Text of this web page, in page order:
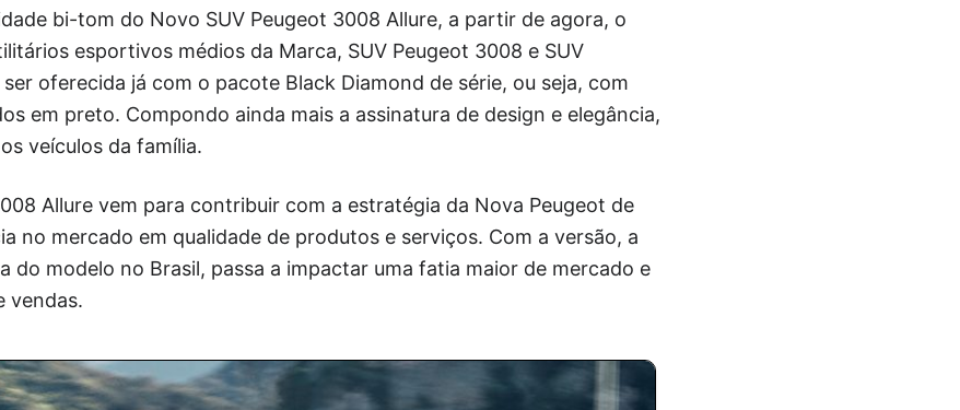
bi-tom do Novo SUV Peugeot 3008 Allure, a partir de agora, o
esportivos médios da Marca, SUV Peugeot 3008 e SUV
oferecida já com o pacote Black Diamond de série, ou seja, com
em preto. Compondo ainda mais a assinatura de design e elegância,
veículos da família.
Allure vem para contribuir com a estratégia da Nova Peugeot de
no mercado em qualidade de produtos e serviços. Com a versão, a
do modelo no Brasil, passa a impactar uma fatia maior de mercado e
vendas.